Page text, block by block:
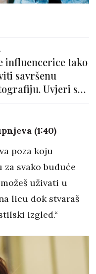
influencerice tako
savršenu
Uvjeri se
(1:40)
poza koju
za svako buduće
uživati u
licu dok stvaraš
izgled.“